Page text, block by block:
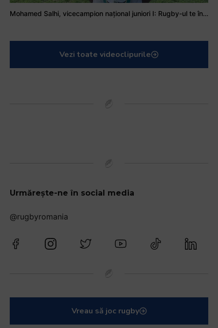
Mohamed Salhi, vicecampion național juniori I: Rugby-ul te învață să accepți și înfrângerile
Vezi toate videoclipurile
Urmărește-ne în social media
@rugbyromania
Vreau să joc rugby